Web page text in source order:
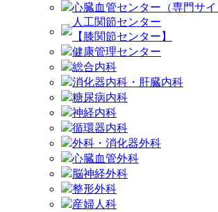
心臓血管センター（専門サイ
人工関節センター
【膝関節センター】
健康管理センター
総合内科
消化器内科・肝臓内科
糖尿病内科
神経内科
循環器内科
外科・消化器外科
心臓血管外科
脳神経外科
整形外科
産婦人科